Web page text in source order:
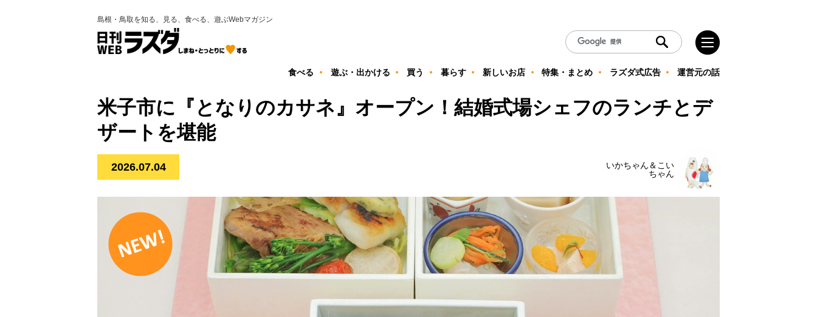
島根・鳥取を知る、見る、食べる、遊ぶWebマガジン
食べる 遊ぶ・出かける 買う 暮らす 新しいお店 特集・まとめ ラズダ式広告 運営元の話
米子市に『となりのカサネ』オープン！結婚式場シェフのランチとデ
ザートを堪能
2026.07.04
いかちゃん＆こい
ちゃん